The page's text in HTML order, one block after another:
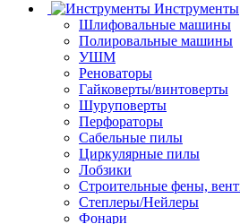
Инструменты
Шлифовальные машины
Полировальные машины
УШМ
Реноваторы
Гайковерты/винтоверты
Шуруповерты
Перфораторы
Сабельные пилы
Циркулярные пилы
Лобзики
Строительные фены,
Степлеры/Нейлеры
Фонари